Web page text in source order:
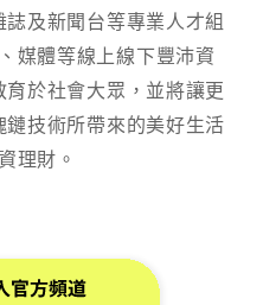
及新聞台等專業人才組
媒體等線上線下豐沛資
於社會大眾，並將讓更
技術所帶來的美好生活
理財。